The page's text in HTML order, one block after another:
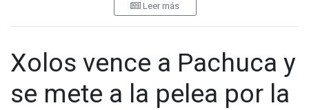
A través de un comunicado difundido en redes sociales, la
concentración del combinado iraní durante la justa
“Con mucho orgullo hemos sido notificados por FIFA que
Leer más
Xolos vence a Pachuca y
se mete a la pelea por la